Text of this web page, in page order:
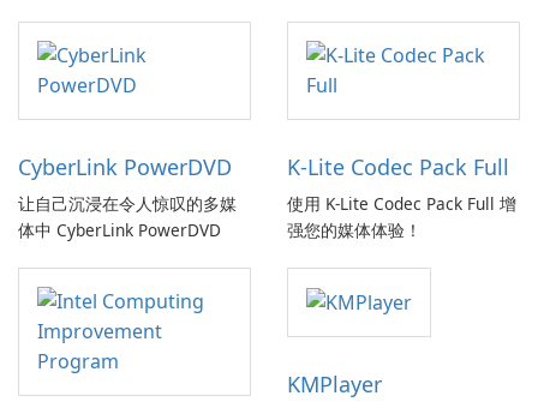
CyberLink PowerDVD
让自己沉浸在令人惊叹的多媒
体中 CyberLink PowerDVD
K-Lite Codec Pack Full
使用 K-Lite Codec Pack Full 增
强您的媒体体验！
KMPlayer